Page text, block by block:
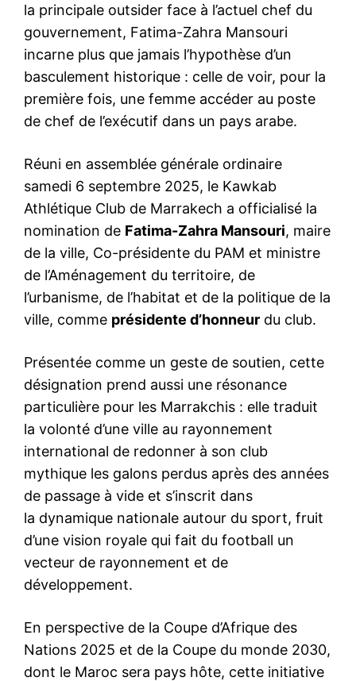
la principale outsider face à l’actuel chef du
gouvernement, Fatima-Zahra Mansouri
incarne plus que jamais l’hypothèse d’un
basculement historique : celle de voir, pour la
première fois, une femme accéder au poste
de chef de l’exécutif dans un pays arabe.
Réuni en assemblée générale ordinaire
samedi 6 septembre 2025, le Kawkab
Athlétique Club de Marrakech a officialisé la
nomination de Fatima-Zahra Mansouri, maire
de la ville, Co-présidente du PAM et ministre
de l’Aménagement du territoire, de
l’urbanisme, de l’habitat et de la politique de la
ville, comme présidente d’honneur du club.
Présentée comme un geste de soutien, cette
désignation prend aussi une résonance
particulière pour les Marrakchis : elle traduit
la volonté d’une ville au rayonnement
international de redonner à son club
mythique les galons perdus après des années
de passage à vide et s’inscrit dans
la dynamique nationale autour du sport, fruit
d’une vision royale qui fait du football un
vecteur de rayonnement et de
développement.
En perspective de la Coupe d’Afrique des
Nations 2025 et de la Coupe du monde 2030,
dont le Maroc sera pays hôte, cette initiative